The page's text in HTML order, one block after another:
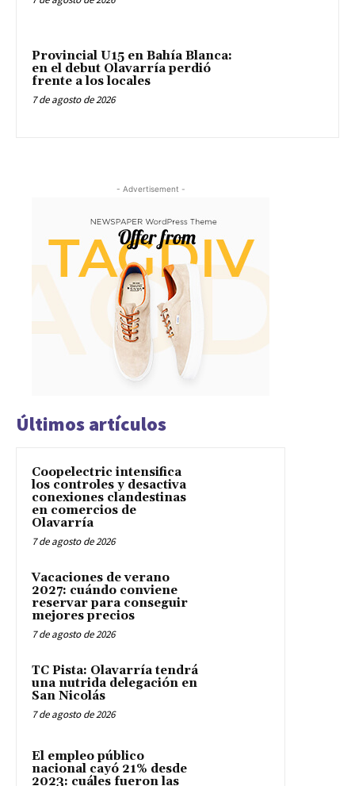
Provincial U15 en Bahía Blanca:
en el debut Olavarría perdió
frente a los locales
7 de agosto de 2026
- Advertisement -
Últimos artículos
Coopelectric intensifica
los controles y desactiva
conexiones clandestinas
en comercios de
Olavarría
7 de agosto de 2026
Vacaciones de verano
2027: cuándo conviene
reservar para conseguir
mejores precios
7 de agosto de 2026
TC Pista: Olavarría tendrá
una nutrida delegación en
San Nicolás
7 de agosto de 2026
El empleo público
nacional cayó 21% desde
2023: cuáles fueron las